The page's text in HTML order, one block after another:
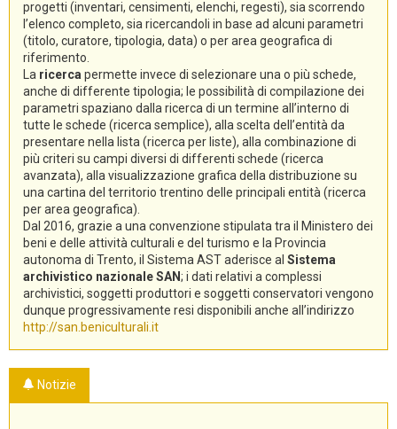
progetti (inventari, censimenti, elenchi, regesti), sia scorrendo
l’elenco completo, sia ricercandoli in base ad alcuni parametri
(titolo, curatore, tipologia, data) o per area geografica di
riferimento.
La ricerca permette invece di selezionare una o più schede,
anche di differente tipologia; le possibilità di compilazione dei
parametri spaziano dalla ricerca di un termine all’interno di
tutte le schede (ricerca semplice), alla scelta dell’entità da
presentare nella lista (ricerca per liste), alla combinazione di
più criteri su campi diversi di differenti schede (ricerca
avanzata), alla visualizzazione grafica della distribuzione su
una cartina del territorio trentino delle principali entità (ricerca
per area geografica).
Dal 2016, grazie a una convenzione stipulata tra il Ministero dei
beni e delle attività culturali e del turismo e la Provincia
autonoma di Trento, il Sistema AST aderisce al Sistema
archivistico nazionale SAN; i dati relativi a complessi
archivistici, soggetti produttori e soggetti conservatori vengono
dunque progressivamente resi disponibili anche all’indirizzo
http://san.beniculturali.it
Notizie